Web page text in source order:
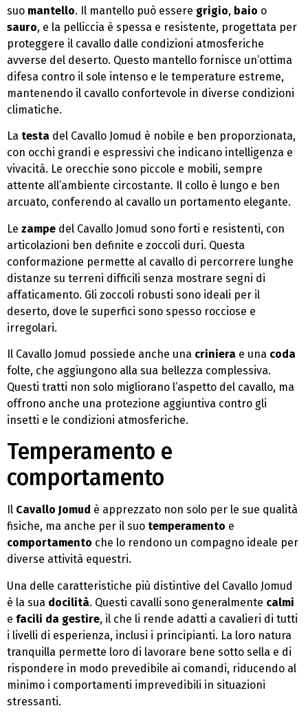
suo mantello. Il mantello può essere grigio, baio o
sauro, e la pelliccia è spessa e resistente, progettata per
proteggere il cavallo dalle condizioni atmosferiche
avverse del deserto. Questo mantello fornisce un’ottima
difesa contro il sole intenso e le temperature estreme,
mantenendo il cavallo confortevole in diverse condizioni
climatiche.
La testa del Cavallo Jomud è nobile e ben proporzionata,
con occhi grandi e espressivi che indicano intelligenza e
vivacità. Le orecchie sono piccole e mobili, sempre
attente all’ambiente circostante. Il collo è lungo e ben
arcuato, conferendo al cavallo un portamento elegante.
Le zampe del Cavallo Jomud sono forti e resistenti, con
articolazioni ben definite e zoccoli duri. Questa
conformazione permette al cavallo di percorrere lunghe
distanze su terreni difficili senza mostrare segni di
affaticamento. Gli zoccoli robusti sono ideali per il
deserto, dove le superfici sono spesso rocciose e
irregolari.
Il Cavallo Jomud possiede anche una criniera e una coda
folte, che aggiungono alla sua bellezza complessiva.
Questi tratti non solo migliorano l’aspetto del cavallo, ma
offrono anche una protezione aggiuntiva contro gli
insetti e le condizioni atmosferiche.
Temperamento e
comportamento
Il Cavallo Jomud è apprezzato non solo per le sue qualità
fisiche, ma anche per il suo temperamento e
comportamento che lo rendono un compagno ideale per
diverse attività equestri.
Una delle caratteristiche più distintive del Cavallo Jomud
è la sua docilità. Questi cavalli sono generalmente calmi
e facili da gestire, il che li rende adatti a cavalieri di tutti
i livelli di esperienza, inclusi i principianti. La loro natura
tranquilla permette loro di lavorare bene sotto sella e di
rispondere in modo prevedibile ai comandi, riducendo al
minimo i comportamenti imprevedibili in situazioni
stressanti.